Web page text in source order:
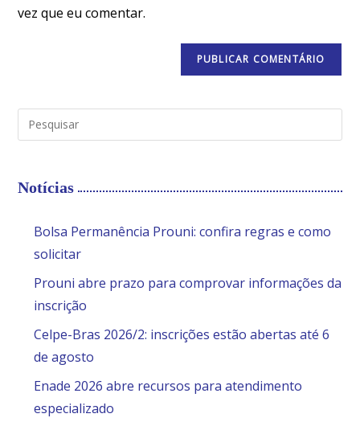
vez que eu comentar.
Notícias
Bolsa Permanência Prouni: confira regras e como
solicitar
Prouni abre prazo para comprovar informações da
inscrição
Celpe-Bras 2026/2: inscrições estão abertas até 6
de agosto
Enade 2026 abre recursos para atendimento
especializado